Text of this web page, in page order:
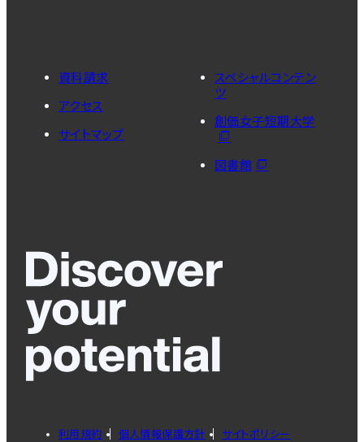
資料請求
アクセス
サイトマップ
スペシャルコンテン
ツ
創価女子短期大学
図書館
利用規約 個人情報保護方針 サイトポリシー